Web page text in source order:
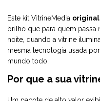
Este kit VitrineMedia original
brilho que para quem passa
noite, quando a vitrine
mesma tecnologia usada
mundo todo.
Por que a sua